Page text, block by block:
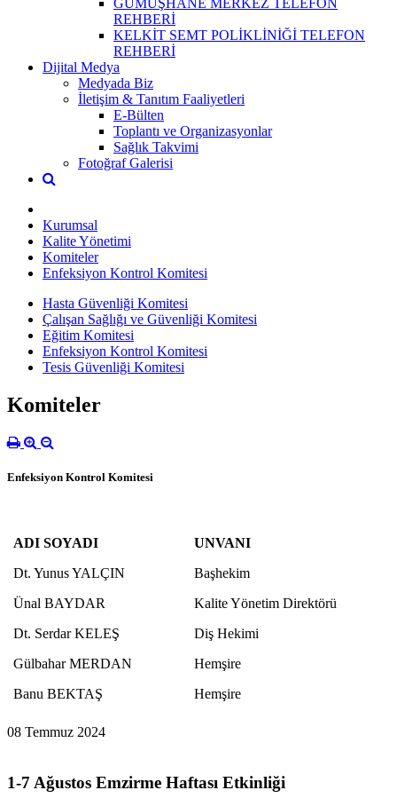
REHBERİ
KELKİT SEMT POLİKLİNİĞİ TELEFON
REHBERİ
Dijital Medya
Medyada Biz
İletişim & Tanıtım Faaliyetleri
E-Bülten
Toplantı ve Organizasyonlar
Sağlık Takvimi
Fotoğraf Galerisi
Kurumsal
Kalite Yönetimi
Komiteler
Enfeksiyon Kontrol Komitesi
Hasta Güvenliği Komitesi
Çalışan Sağlığı ve Güvenliği Komitesi
Eğitim Komitesi
Enfeksiyon Kontrol Komitesi
Tesis Güvenliği Komitesi
Komiteler
Enfeksiyon Kontrol Komitesi
ADI SOYADI
UNVANI
Dt. Yunus YALÇIN
Başhekim
Ünal BAYDAR
Kalite Yönetim Direktörü
Dt. Serdar KELEŞ
Diş Hekimi
Gülbahar MERDAN
Hemşire
Banu BEKTAŞ
Hemşire
08 Temmuz 2024
1-7 Ağustos Emzirme Haftası Etkinliği